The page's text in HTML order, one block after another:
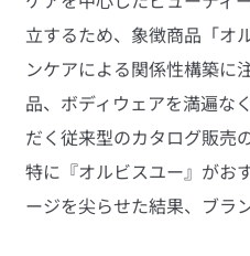
立するため、象徴商品「オ
ンケアによる関係性構築に
品、ボディウェアを満遍な
だく従来型のカタログ販売
特に『オルビスユー』がお
ージを尖らせた結果、ブラ